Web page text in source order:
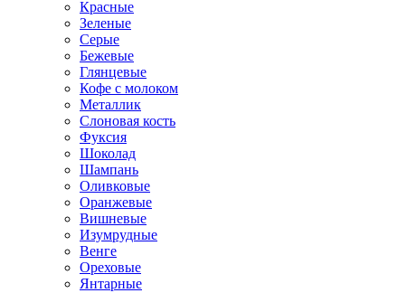
Красные
Зеленые
Серые
Бежевые
Глянцевые
Кофе с молоком
Металлик
Слоновая кость
Фуксия
Шоколад
Шампань
Оливковые
Оранжевые
Вишневые
Изумрудные
Венге
Ореховые
Янтарные